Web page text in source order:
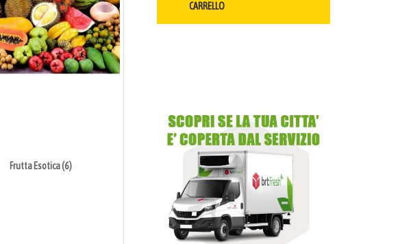
Frutta Esotica (6)
CARRELLO